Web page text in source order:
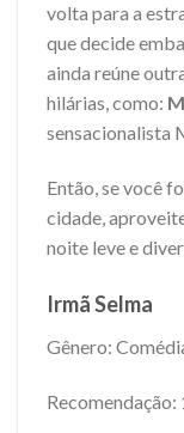
volta para a
que decide
ainda reúne
hilárias, como:
sensacionalista
Então, se você
cidade,
noite leve e
Irmã Selma
Gênero:
Recomendação: